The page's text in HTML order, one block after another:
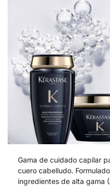
Gama de cuidado capilar
cuero cabelludo.
ingredientes de alta gama